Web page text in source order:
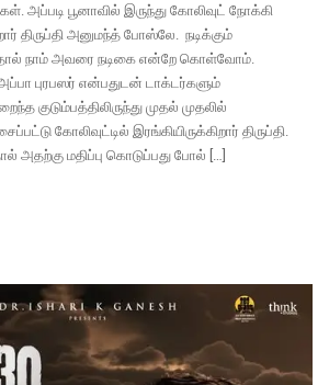
அப்படி பூனாவில் இருந்து கோலிவுட் நோக்கி
திருப்தி அனுமந்த் போஸ்லே. நடிக்கும்
நாம் அவரை நடிகை என்றே கொள்வோம்.
புரபஸர் என்பதுடன் டாக்டர்களும்
குடும்பத்திலிருந்து முதல் முதலில்
கோலிவுட்டில் இரங்கியிருக்கிறார் திருப்தி.
அதற்கு மதிப்பு கொடுப்பது போல் […]